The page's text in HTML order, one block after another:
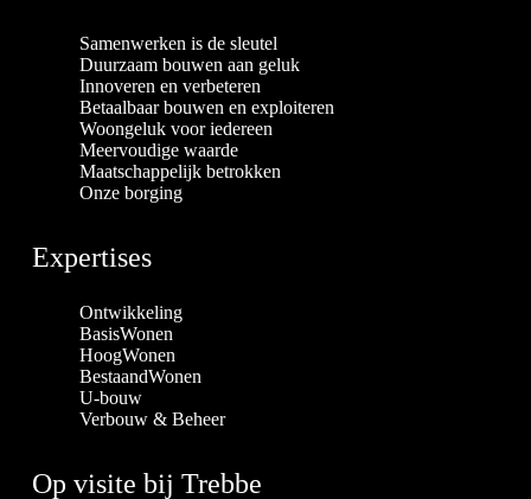
Samenwerken is de sleutel
Duurzaam bouwen aan geluk
Innoveren en verbeteren
Betaalbaar bouwen en exploiteren
Woongeluk voor iedereen
Meervoudige waarde
Maatschappelijk betrokken
Onze borging
Expertises
Ontwikkeling
BasisWonen
HoogWonen
BestaandWonen
U-bouw
Verbouw & Beheer
Op visite bij Trebbe